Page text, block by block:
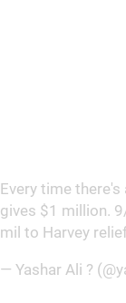
Every time
gives $1 million.
mil to Harvey
— Yashar Ali ?